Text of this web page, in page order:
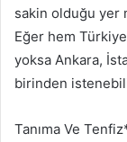
sakin olduğu yer
Eğer hem
yoksa Ankara,
birinden
Tanıma Ve